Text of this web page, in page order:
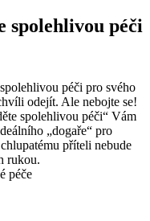
spolehlivou péči
péči pro svého
odejít. Ale nebojte se!
spolehlivou péči“ Vám
„dogaře“ pro
příteli nebude
rukou.